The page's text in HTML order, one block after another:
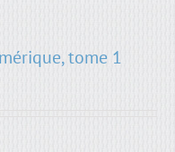
tome 1